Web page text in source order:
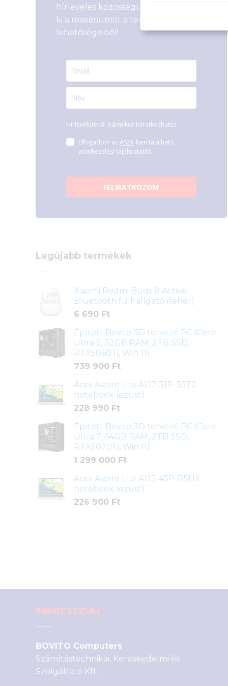
hírleveles közösségünkhöz, és hozd
ki a maximumot a tech-világ
lehetőségeiből!
Hírlevelünkről bármikor leiratkozhatsz.
Elfogadom az ÁSZF-ben található
adatkezelési tájékoztatót.
FELIRATKOZOM
Legújabb termékek
Xiaomi Redmi Buds 8 Active
Bluetooth fülhallgató (fehér)
6 690 Ft
Épített Bovito 3D tervező PC (Core
Ultra 5, 32GB RAM, 2TB SSD,
RTX5060Ti, Win 11)
739 900 Ft
Acer Aspire Lite AL17-31P-35T2
notebook (ezüst)
228 990 Ft
Épített Bovito 3D tervező PC (Core
Ultra 7, 64GB RAM, 2TB SSD,
RTX5070Ti, Win 11)
1 299 000 Ft
Acer Aspire Lite AL15-45P-R5HK
notebook (ezüst)
226 900 Ft
IMPRESSZUM
BOVITO Computers
Számítástechnikai, Kereskedelmi és
Szolgáltató Kft.